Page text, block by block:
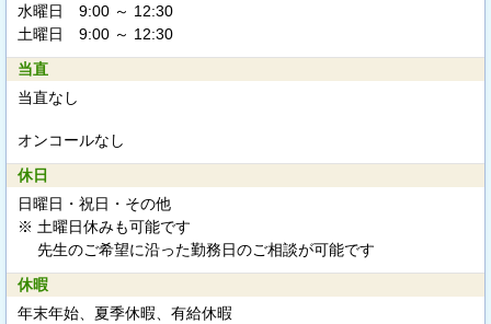
水曜日 9:00 ～ 12:30
土曜日 9:00 ～ 12:30
当直
当直なし
オンコールなし
休日
日曜日・祝日・その他
※ 土曜日休みも可能です
先生のご希望に沿った勤務日のご相談が可能です
休暇
年末年始、夏季休暇、有給休暇